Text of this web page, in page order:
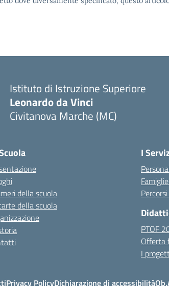
Istituto di Istruzione Superiore
Leonardo da Vinci
Civitanova Marche (MC)
della scuola
della scuola
I
PTOF
Offerta
I
Privacy PolicyDichiarazione di accessibilità